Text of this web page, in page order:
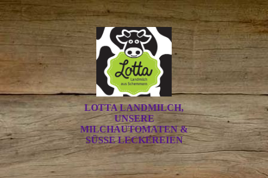
LOTTA LANDMILCH,
UNSERE
MILCHAUTOMATEN &
SÜSSE LECKEREIEN